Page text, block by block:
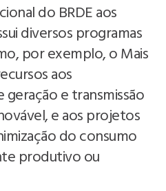
do BRDE aos
diversos programas
por exemplo, o Mais
aos
e transmissão
e aos projetos
do consumo
produtivo ou